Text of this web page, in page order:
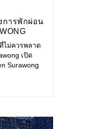
การพักผ่อน
ไม่ควรพลาด
เปิด
Surawong
รณ์การพักผ่อน